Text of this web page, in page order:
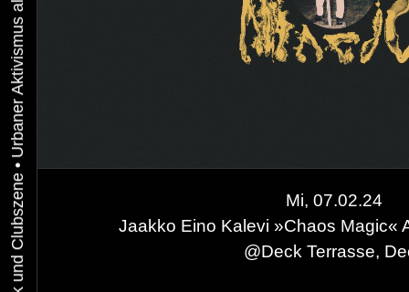
•
Mi, 07.02.24
Jaakko Eino Kalevi »Chaos Magic«
@Deck Terrasse,
Enigmatic